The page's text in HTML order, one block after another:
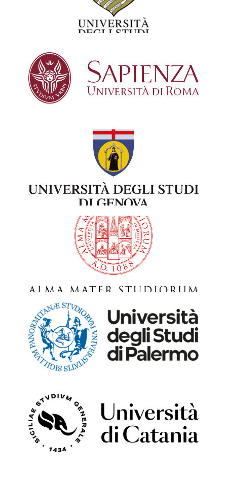
Università di Roma
Università di Genova
Università di Bologna
Università di Palermo
Università di Catania